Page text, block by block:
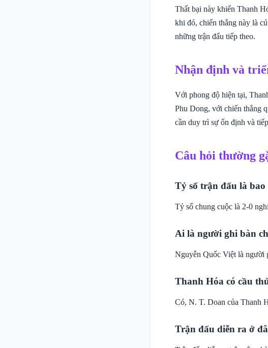
Thất bại này khiến Thanh
khi đó, chiến thắng này là
những trận đấu tiếp theo.
Nhận định và
Với phong độ hiện tại,
Phu Dong, với chiến thắng
cần duy trì sự ổn định và
Câu hỏi thường
Tỷ số trận đấu là bao
Tỷ số chung cuộc là 2-0
Ai là người ghi bàn
Nguyễn Quốc Việt là người
Thanh Hóa có cầu
Có, N. T. Doan của Thanh
Trận đấu diễn ra ở